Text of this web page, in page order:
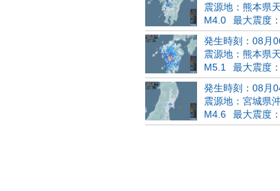
震源地：熊本県
M4.0
最大震度
発生時刻：08月
震源地：熊本県
M5.1
最大震度
発生時刻：08月
震源地：宮城県沖
M4.6
最大震度